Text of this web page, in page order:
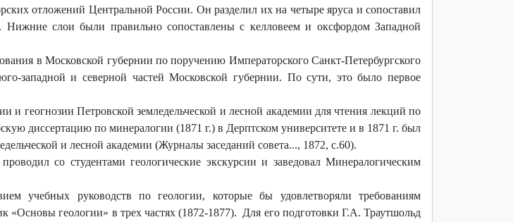
отложений Центральной России. Он разделил их на четыре яруса и сопоставил
Нижние слои были правильно сопоставлены с келловеем и оксфордом Западной
в Московской губернии по поручению Императорского Санкт-Петербургского
западной и северной частей Московской губернии. По сути, это было первое
геогнозии Петровской земледельческой и лесной академии для чтения лекций по
диссертацию по минералогии (1871 г.) в Дерптском университете и в 1871 г. был
и лесной академии (Журналы заседаний совета..., 1872, с.60).
со студентами геологические экскурсии и заведовал Минералогическим
учебных руководств по геологии, которые бы удовлетворяли требованиям
«Основы геологии» в трех частях (1872-1877). Для его подготовки Г.А. Траутшольд